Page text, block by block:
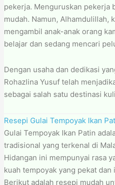
pekerja. Menguruskan pekerja
mudah. Namun, Alhamdulillah,
mengambil anak-anak orang
belajar dan sedang mencari
Dengan usaha dan dedikasi
Rohazlina Yusuf telah
sebagai salah satu destinasi
Resepi Gulai Tempoyak Ikan
Gulai Tempoyak Ikan Patin
tradisional yang terkenal di
Hidangan ini mempunyai rasa
kuah tempoyak yang pekat
Berikut adalah resepi mudah